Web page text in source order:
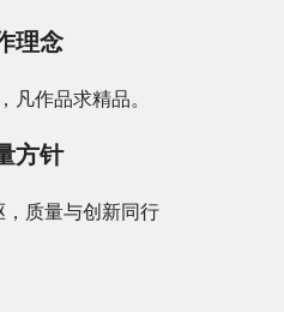
理念
凡作品求精品。
方针
质量与创新同行